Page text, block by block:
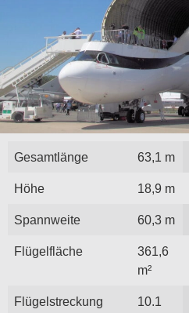
Gesamtlänge 63,1 m
Höhe 18,9 m
Spannweite 60,3 m
Flügelfläche
361,6
m²
Flügelstreckung 10.1